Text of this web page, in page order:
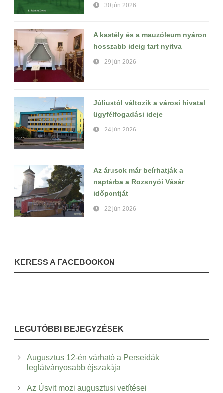
30 jún 2026
A kastély és a mauzóleum nyáron
hosszabb ideig tart nyitva
29 jún 2026
Júliustól változik a városi hivatal
ügyfélfogadási ideje
24 jún 2026
Az árusok már beírhatják a
naptárba a Rozsnyói Vásár
időpontját
22 jún 2026
KERESS A FACEBOOKON
LEGUTÓBBI BEJEGYZÉSEK
Augusztus 12-én várható a Perseidák
leglátványosabb éjszakája
Az Úsvit mozi augusztusi vetítései